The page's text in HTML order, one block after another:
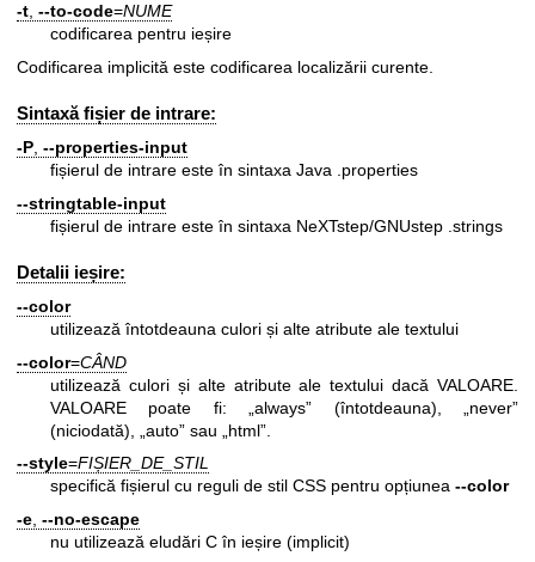
-t --to-code=NUME
codificarea pentru ieșire
Codificarea implicită este codificarea localizării curente.
Sintaxă fișier de intrare:
-P, --properties-input
fișierul de intrare este în sintaxa Java .properties
--stringtable-input
fișierul de intrare este în sintaxa NeXTstep/GNUstep .strings
Detalii ieșire:
--color
utilizează întotdeauna culori și alte atribute ale textului
--color=CÂND
utilizează culori și alte atribute ale textului dacă VALOARE.
VALOARE poate fi: „always” (întotdeauna), „never”
(niciodată), „auto” sau „html”.
--style=FIȘIER_DE_STIL
specifică fișierul cu reguli de stil CSS pentru opțiunea --color
-e --no-escape
nu utilizează eludări C în ieșire (implicit)